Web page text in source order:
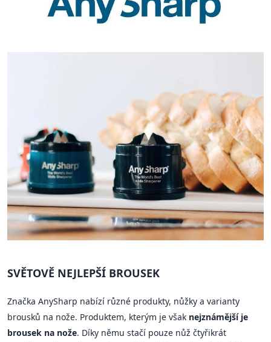
SVĚTOVĚ NEJLEPŠÍ BROUSEK
Značka AnySharp nabízí různé produkty, nůžky a varianty
brousků na nože. Produktem, kterým je však nejznámější je
brousek na nože. Díky němu stačí pouze nůž čtyřikrát